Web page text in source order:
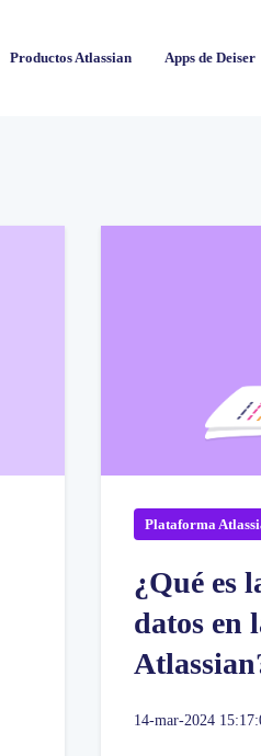
Productos Atlassian Apps de Deiser
Productos Atlassian Apps de Deiser
Plataforma
¿Qué es
datos en
14-mar-2024